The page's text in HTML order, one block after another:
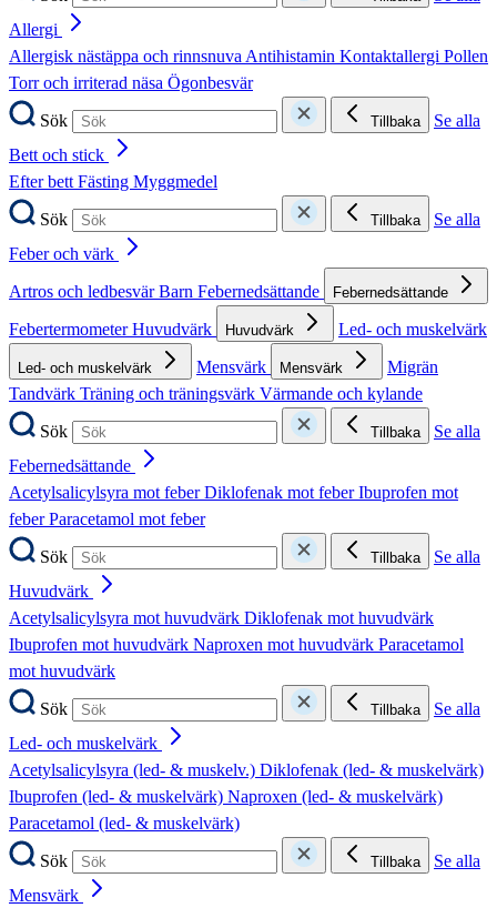
Allergi
Allergisk nästäppa och rinnsnuvaAntihistamin Kontaktallergi Pollen
Torr och irriterad näsa Ögonbesvär
Sök
Tillbaka
Se alla
Bett och stick
Efter bettFästing Myggmedel
Sök
Tillbaka
Se alla
Feber och värk
Artros och ledbesvärBarn Febernedsättande Febernedsättande
FebertermometerHuvudvärk Huvudvärk Led- och muskelvärk
Led- och muskelvärk Mensvärk Mensvärk
Migrän
Tandvärk Träning och träningsvärk Värmande och kylande
Sök
Tillbaka
Se alla
Febernedsättande
Acetylsalicylsyra mot feberDiklofenak mot feberIbuprofen mot
feberParacetamol mot feber
Sök
Tillbaka
Se alla
Huvudvärk
Acetylsalicylsyra mot huvudvärk Diklofenak mot huvudvärk
Ibuprofen mot huvudvärk Naproxen mot huvudvärk Paracetamol
mot huvudvärk
Sök
Tillbaka
Se alla
Led- och muskelvärk
Acetylsalicylsyra (led- & muskelv.) Diklofenak (led- & muskelvärk)
Ibuprofen (led- & muskelvärk) Naproxen (led- & muskelvärk)
Paracetamol (led- & muskelvärk)
Sök
Tillbaka
Se alla
Mensvärk